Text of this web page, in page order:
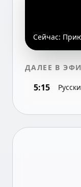
Сейчас:
ДАЛЕЕ В
5:15
Хоккей